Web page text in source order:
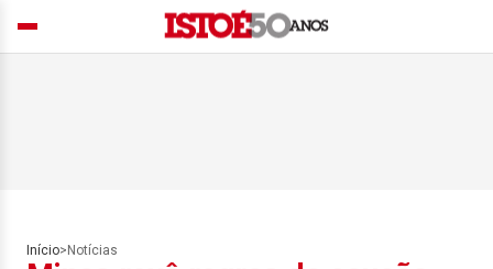
Início> Notícias